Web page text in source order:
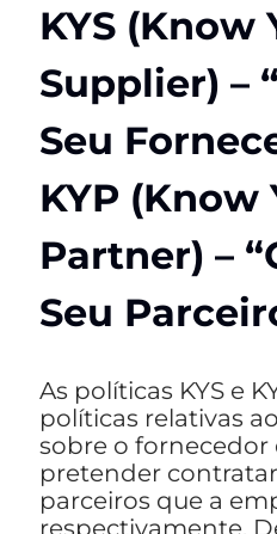
KYS (Know
Supplier) –
Seu
KYP (Know
Partner) –
Seu
As políticas KYS e
políticas relativas
sobre o fornecedor
pretender
parceiros que a
respectivamente.